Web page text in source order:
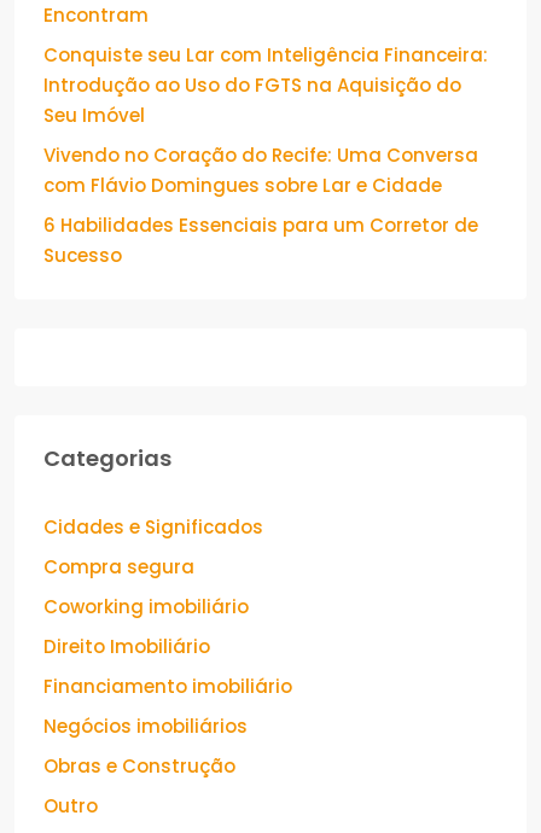
Encontram
Conquiste seu Lar com Inteligência Financeira:
Introdução ao Uso do FGTS na Aquisição do
Seu Imóvel
Vivendo no Coração do Recife: Uma Conversa
com Flávio Domingues sobre Lar e Cidade
6 Habilidades Essenciais para um Corretor de
Sucesso
Categorias
Cidades e Significados
Compra segura
Coworking imobiliário
Direito Imobiliário
Financiamento imobiliário
Negócios imobiliários
Obras e Construção
Outro